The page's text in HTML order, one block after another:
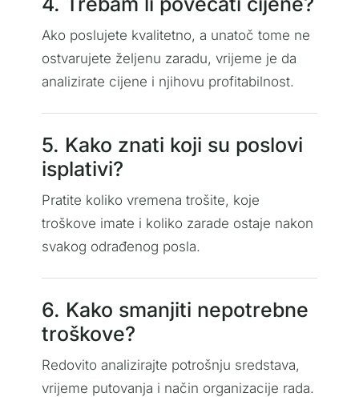
Ako poslujete kvalitetno, a unatoč tome ne
ostvarujete željenu zaradu, vrijeme je da
analizirate cijene i njihovu profitabilnost.
5. Kako znati koji su poslovi
isplativi?
Pratite koliko vremena trošite, koje
troškove imate i koliko zarade ostaje nakon
svakog odrađenog posla.
6. Kako smanjiti nepotrebne
troškove?
Redovito analizirajte potrošnju sredstava,
vrijeme putovanja i način organizacije rada.